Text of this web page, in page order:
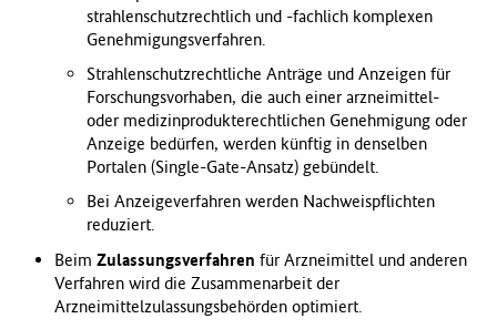
strahlenschutzrechtlich und -fachlich komplexen
Genehmigungsverfahren.
Strahlenschutzrechtliche Anträge und Anzeigen für
Forschungsvorhaben, die auch einer arzneimittel-
oder medizinprodukterechtlichen Genehmigung oder
Anzeige bedürfen, werden künftig in denselben
Portalen (Single-Gate-Ansatz) gebündelt.
Bei Anzeigeverfahren werden Nachweispflichten
reduziert.
Beim Zulassungsverfahren für Arzneimittel und anderen
Verfahren wird die Zusammenarbeit der
Arzneimittelzulassungsbehörden optimiert.